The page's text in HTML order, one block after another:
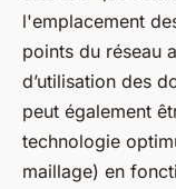
l'emplacement
points du réseau
d’utilisation des
peut également
technologie
maillage) en